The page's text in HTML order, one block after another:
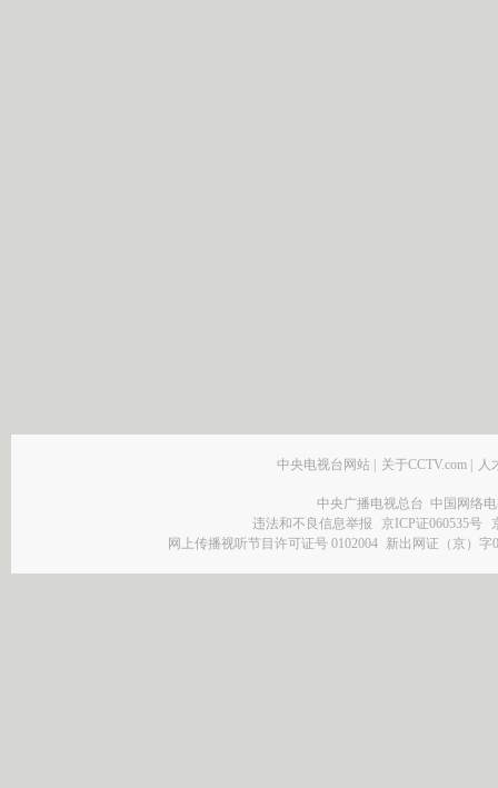
中央电视台网站 关于CCTV.com 人
中央广播电视总台 中国网络
违法和不良信息举报
京ICP证060535号
网上传播视听节目许可证号 0102004 新出网证（京）